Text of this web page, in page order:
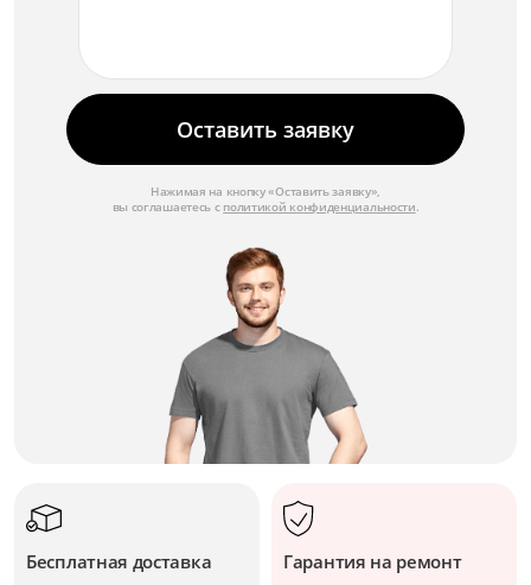
Оставить заявку
Нажимая на кнопку «Оставить заявку»,
вы соглашаетесь с политикой конфиденциальности.
Бесплатная доставка Гарантия на ремонт